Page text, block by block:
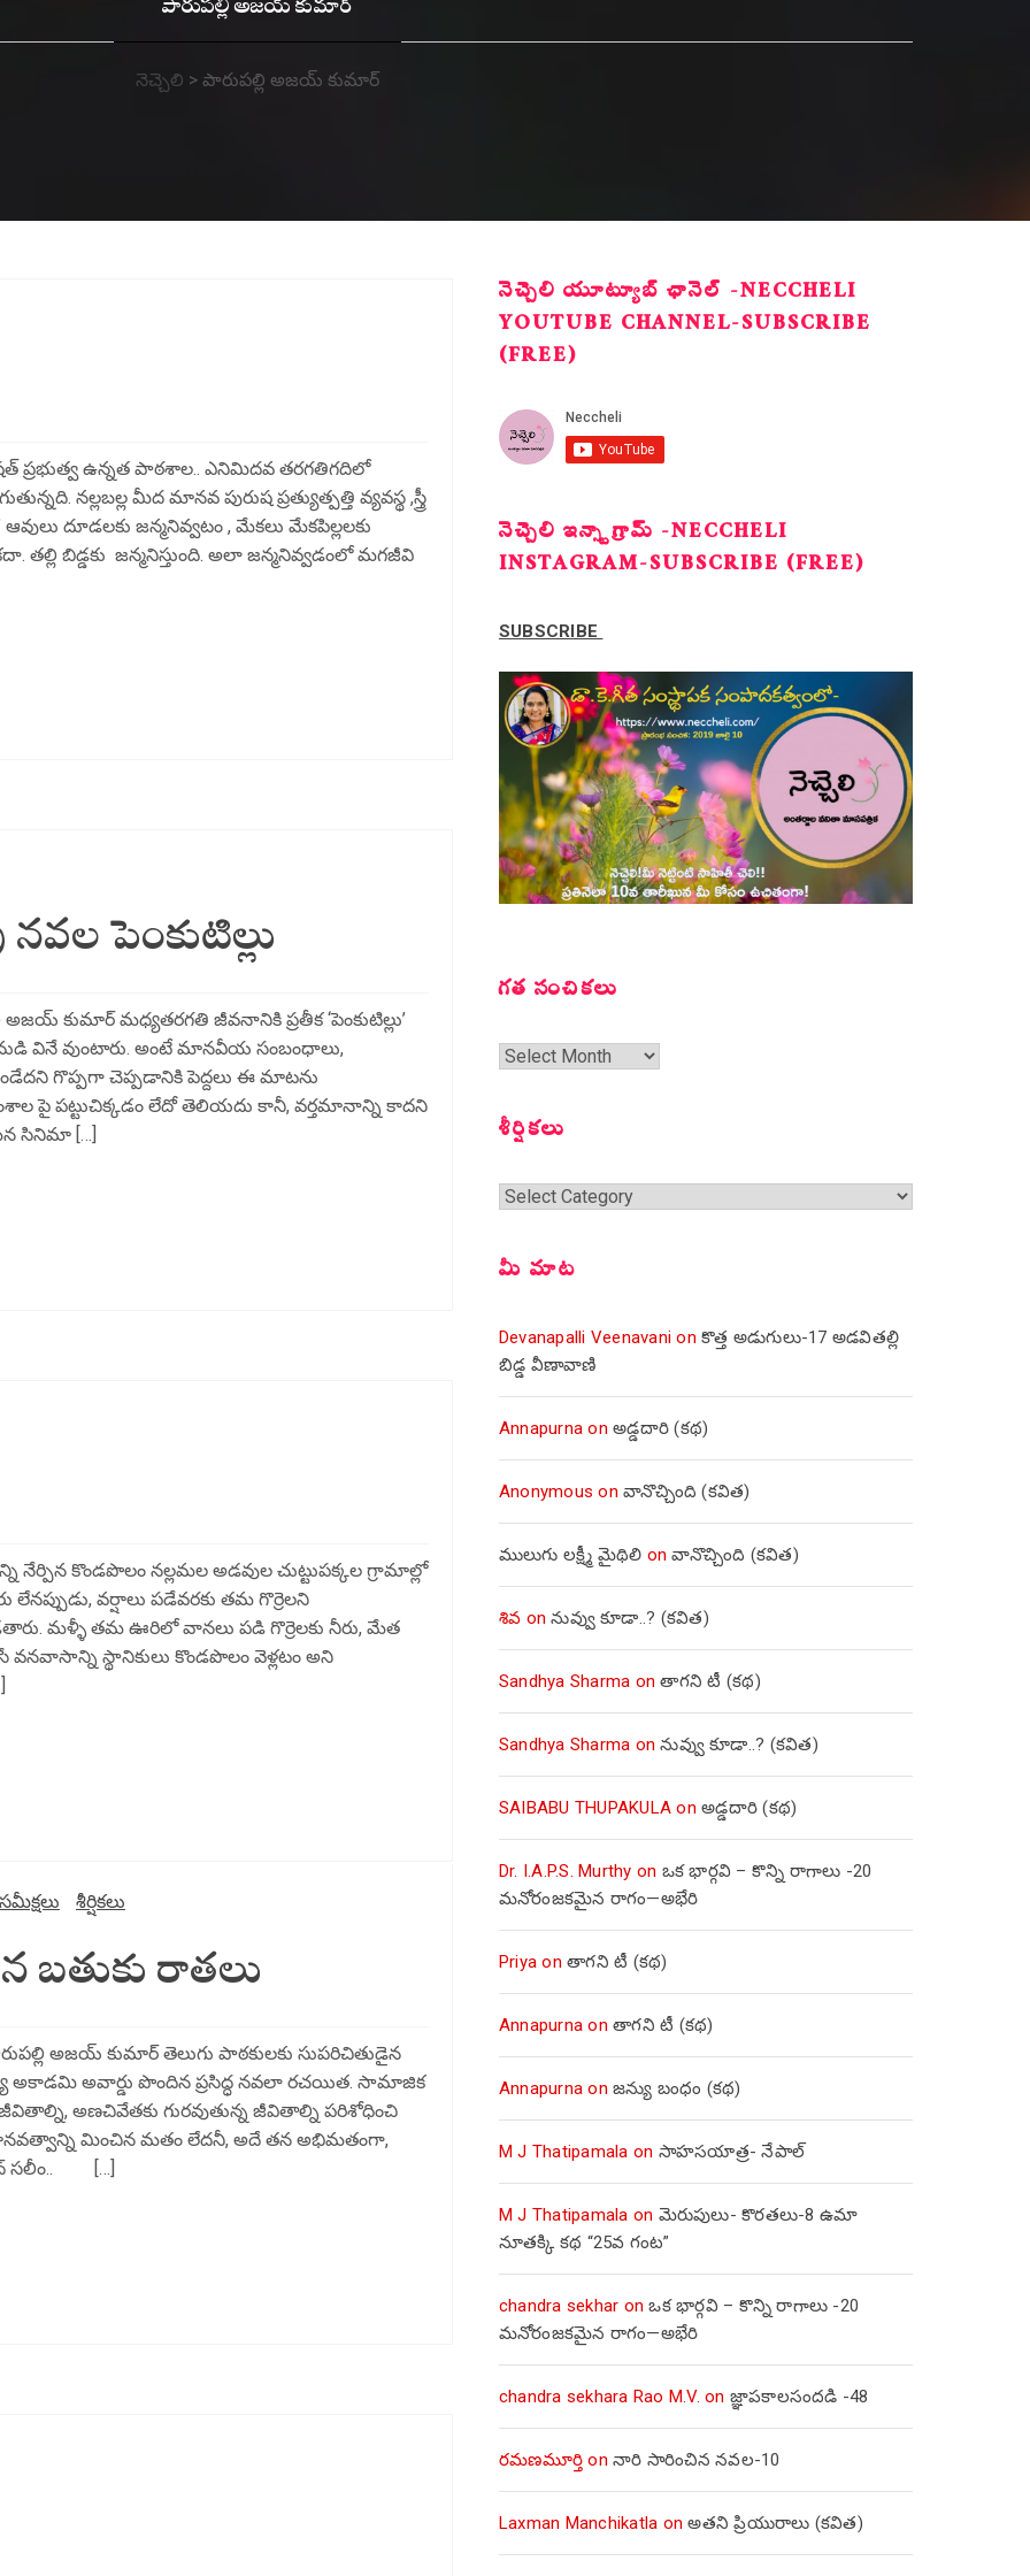
పారుపల్లి అజయ్ కుమార్
నెచ్చెలి > పారుపల్లి అజయ్ కుమార్
ప్రభుత్వ ఉన్నత పాఠశాల.. ఎనిమిదవ తరగతిగదిలో
నల్లబల్ల మీద మానవ పురుష ప్రత్యుత్పత్తి వ్యవస్థ ,స్త్రీ
దూడలకు జన్మనివ్వటం , మేకలు మేకపిల్లలకు
బిడ్డకు జన్మనిస్తుంది. అలా జన్మనివ్వడంలో మగజీవి
పెంకుటిల్లు
కుమార్ మధ్యతరగతి జీవనానికి ప్రతీక ‘పెంకుటిల్లు’
వినే వుంటారు. అంటే మానవీయ సంబంధాలు,
గొప్పగా చెప్పడానికి పెద్దలు ఈ మాటను
పై పట్టుచిక్కడం లేదో తెలియదు కానీ, వర్తమానాన్ని కాదని
సినిమా […]
కొండపొలం నల్లమల అడవుల చుట్టుపక్కల గ్రామాల్లో
వర్షాలు పడేవరకు తమ గొర్రెలని
మళ్ళీ తమ ఊరిలో వానలు పడి గొర్రెలకు నీరు, మేత
వనవాసాన్ని స్థానికులు కొండపొలం వెళ్లటం అని
శీర్షికలు
బతుకు రాతలు
అజయ్ కుమార్ తెలుగు పా‌ఠకులకు సుపరిచితుడైన
అకాడమి అవార్డు పొందిన ప్రసిద్ధ నవలా రచయిత. సామాజిక
అణచివేతకు గురవుతున్న జీవితాల్ని పరిశోధించి
మించిన మతం లేదనీ, అదే తన అభిమతంగా,
సలీం.. […]
నెచ్చెలి యూట్యూబ్ ఛానెల్ -NECCHELI
YOUTUBE CHANNEL-SUBSCRIBE
(FREE)
నెచ్చెలి ఇన్స్టాగ్రామ్ -NECCHELI
INSTAGRAM-SUBSCRIBE (FREE)
SUBSCRIBE
గత సంచికలు
గత
శీర్షికలు
శీర్షికలు
మీ మాట
Devanapalli Veenavani onకొత్త అడుగులు-17 అడవితల్లి
బిడ్డ వీణావాణి
Annapurna onఅడ్డదారి (కథ)
Anonymous onవానొచ్చింది (కవిత)
ములుగు లక్ష్మీ మైథిలి onవానొచ్చింది (కవిత)
శివ onనువ్వు కూడా..? (కవిత)
Sandhya Sharma onతాగని టీ (కథ)
Sandhya Sharma onనువ్వు కూడా..? (కవిత)
SAIBABU THUPAKULA onఅడ్డదారి (కథ)
Dr. I.A.P.S. Murthy on ఒక భార్గవి – కొన్ని రాగాలు -20
మనోరంజకమైన రాగం—అభేరి
Priya onతాగని టీ (కథ)
Annapurna onతాగని టీ (కథ)
Annapurna onజన్యు బంధం (కథ)
M J Thatipamala on సాహసయాత్ర- నేపాల్‌
M J Thatipamala on మెరుపులు- కొరతలు-8 ఉమా
నూతక్కి కథ “25వ గంట”
chandra sekhar onఒక భార్గవి – కొన్ని రాగాలు -20
మనోరంజకమైన రాగం—అభేరి
chandra sekhara Rao M.V. on జ్ఞాపకాలసందడి -48
రమణమూర్తి onనారి సారించిన నవల-10
Laxman Manchikatla onఅతని ప్రియురాలు (కవిత)